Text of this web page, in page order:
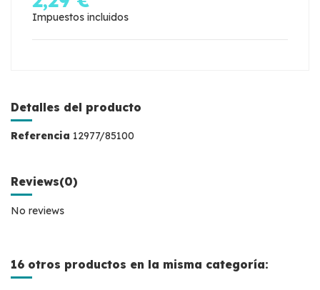
Impuestos incluidos
Detalles del producto
Referencia 12977/85100
Reviews(0)
No reviews
16 otros productos en la misma categoría: